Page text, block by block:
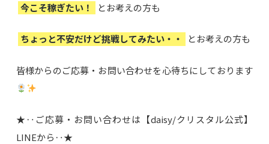
今こそ稼ぎたい！ とお考えの方も
ちょっと不安だけど挑戦してみたい・・ とお考えの方も
皆様からのご応募・お問い合わせを心待ちにしております
★‥ご応募・お問い合わせは【daisy/クリスタル公式】
LINEから‥★